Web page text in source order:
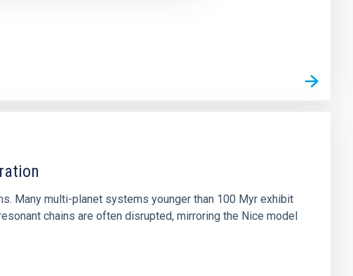
Many multi-planet systems younger than 100 Myr exhibit
chains are often disrupted, mirroring the Nice model